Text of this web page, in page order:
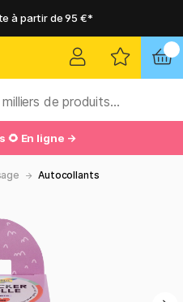
à partir de 95 €*
ou point relais
à partir de 95 €*
ou point relais
🌻 En ligne →
Autocollants